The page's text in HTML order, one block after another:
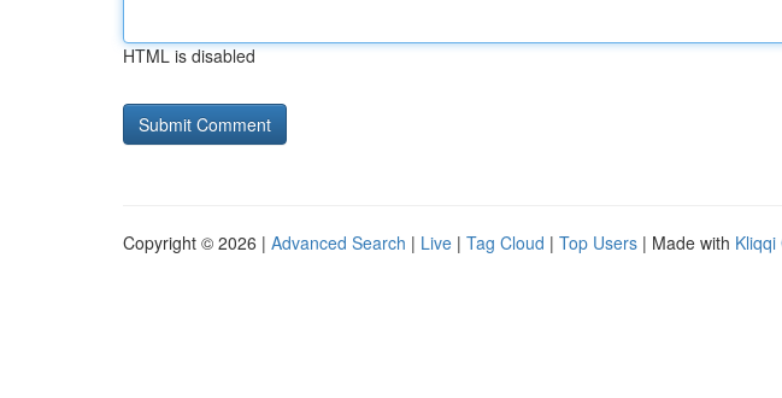
HTML is disabled
Copyright © 2026 | Advanced Search | Live | Tag Cloud | Top Users | Made with Kliqqi